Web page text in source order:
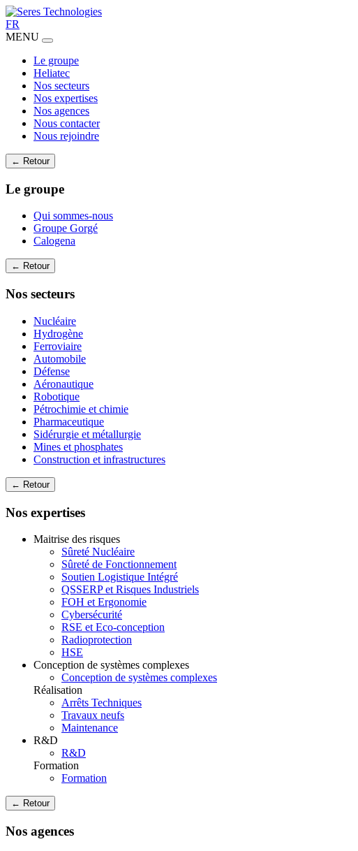
FR
MENU
Le groupe
Heliatec
Nos secteurs
Nos expertises
Nos agences
Nous contacter
Nous rejoindre
← Retour
Le groupe
Qui sommes-nous
Groupe Gorgé
Calogena
← Retour
Nos secteurs
Nucléaire
Hydrogène
Ferroviaire
Automobile
Défense
Aéronautique
Robotique
Pétrochimie et chimie
Pharmaceutique
Sidérurgie et métallurgie
Mines et phosphates
Construction et infrastructures
← Retour
Nos expertises
Maitrise des risques
Sûreté Nucléaire
Sûreté de Fonctionnement
Soutien Logistique Intégré
QSSERP et Risques Industriels
FOH et Ergonomie
Cybersécurité
RSE et Eco-conception
Radioprotection
HSE
Conception de systèmes complexes
Conception de systèmes complexes
Réalisation
Arrêts Techniques
Travaux neufs
Maintenance
R&D
R&D
Formation
Formation
← Retour
Nos agences